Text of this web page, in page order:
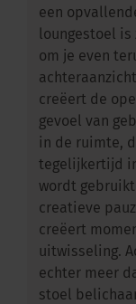
een
loungestoel is
om je even
creëert de
gevoel van
in de ruimte,
tegelijkertijd
wordt
creatieve
creëert
uitwisseling.
echter meer
stoel